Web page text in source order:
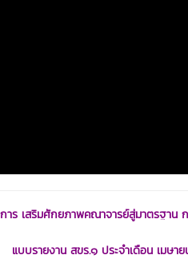
าร เสริมศักยภาพคณาจารย์สู่มาตรฐาน
แบบรายงาน สขร.๑ ประจำเดือน เมษ